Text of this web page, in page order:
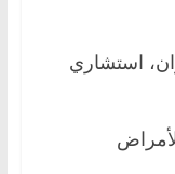
استشاري